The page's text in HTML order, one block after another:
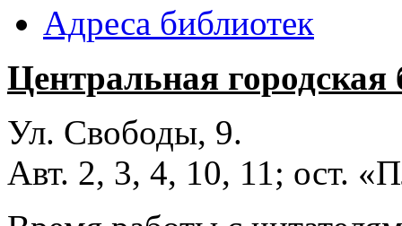
Адреса библиотек
Центральная
Ул. Свободы, 9.
Авт. 2, 3, 4, 10, 11; ост.